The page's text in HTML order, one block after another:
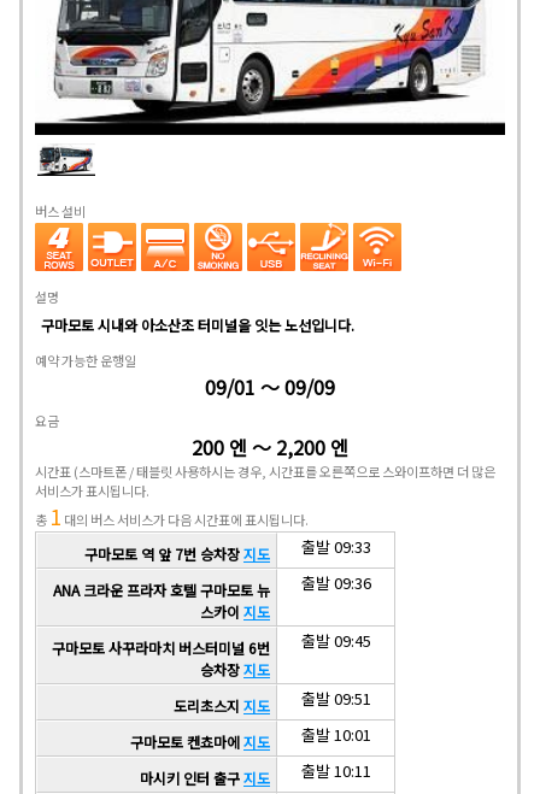
버스 설비
설명
구마모토 시내와 아소산조 터미널을 잇는 노선입니다.
예약 가능한 운행일
09/01 ～ 09/09
요금
200 엔 ～ 2,200 엔
시간표(스마트폰 / 태블릿 사용하시는 경우, 시간표를 오른쪽으로 스와이프하면 더 많은
서비스가 표시됩니다.
총 1 대의 버스 서비스가 다음 시간표에 표시됩니다.
구마모토 역 앞 7번 승차장지도 출발 09:33
ANA 크라운 프라자 호텔 구마모토 뉴
스카이 지도
출발 09:36
구마모토 사꾸라마치 버스터미널 6번
승차장지도
출발 09:45
도리초스지 지도 출발 09:51
구마모토 켄쵸마에지도 출발 10:01
마시키 인터 출구지도 출발 10:11